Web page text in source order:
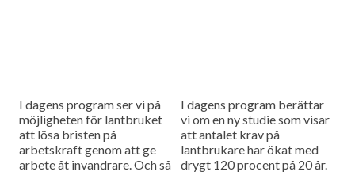
I dagens program ser vi på
möjligheten för lantbruket
att lösa bristen på
arbetskraft genom att ge
arbete åt invandrare. Och så
I dagens program berättar
vi om en ny studie som visar
att antalet krav på
lantbrukare har ökat med
drygt 120 procent på 20 år.